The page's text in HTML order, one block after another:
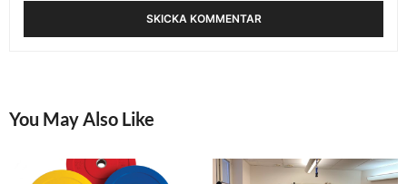
You May Also Like